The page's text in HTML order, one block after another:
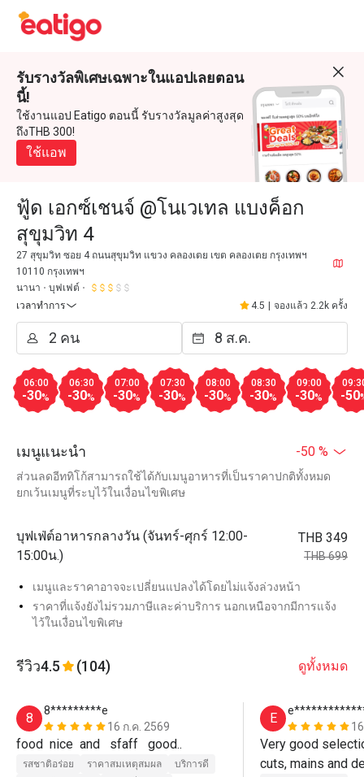
รับรางวัลพิเศษเฉพาะในแอปเลยตอน
นี้!
ใช้งานแอป Eatigo ตอนนี้ รับรางวัลมูลค่าสูงสุด
ถึงTHB 300!
ใช้แอพ
ฟู้ด เอกซ์เชนจ์ @โนเวเทล แบงค็อก
สุขุมวิท 4
27 สุขุมวิท ซอย 4 ถนนสุขุมวิท แขวง คลองเตย เขต คลองเตย กรุงเทพฯ
10110 กรุงเทพฯ
นานา
บุฟเฟต์
เวลาทำการ
4.5 จองแล้ว 2.2k ครั้ง
06:00
-30%
06:30
-30%
07:00
-30%
07:30
-30%
08:00
-30%
08:30
-30%
09:00
-30% -50
เมนูแนะนำ -50 %
ส่วนลดอีททิโก้สามารถใช้ได้กับเมนูอาหารที่เป็นราคาปกติทั้งหมด
ยกเว้นเมนูที่ระบุไว้ในเงื่อนไขพิเศษ
บุฟเฟ่ต์อาหารกลางวัน (จันทร์-ศุกร์ 12:00-
15:00น.)
THB 349
THB 699
เมนูและราคาอาจจะเปลี่ยนแปลงได้โดยไม่แจ้งล่วงหน้า
ราคาที่แจ้งยังไม่รวมภาษีและค่าบริการ นอกเหนือจากมีการแจ้ง
ไว้ในเงื่อนไขพิเศษ
รีวิว4.5 (104) ดูทั้งหมด
8
8*********e
16 ก.ค. 2569
food  nice  and   sfaff   good..
รสชาติอร่อย ราคาสมเหตุสมผล
บริการดี
E
Very good